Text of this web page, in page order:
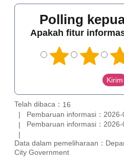
Polling
Apakah fitur
Telah dibaca： 16
Pembaruan informasi：
Pembaruan informasi：
Data dalam pemeliharaan：
City Government